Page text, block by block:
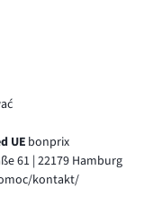
UE bonprix
61 | 22179 Hamburg
kontakt/